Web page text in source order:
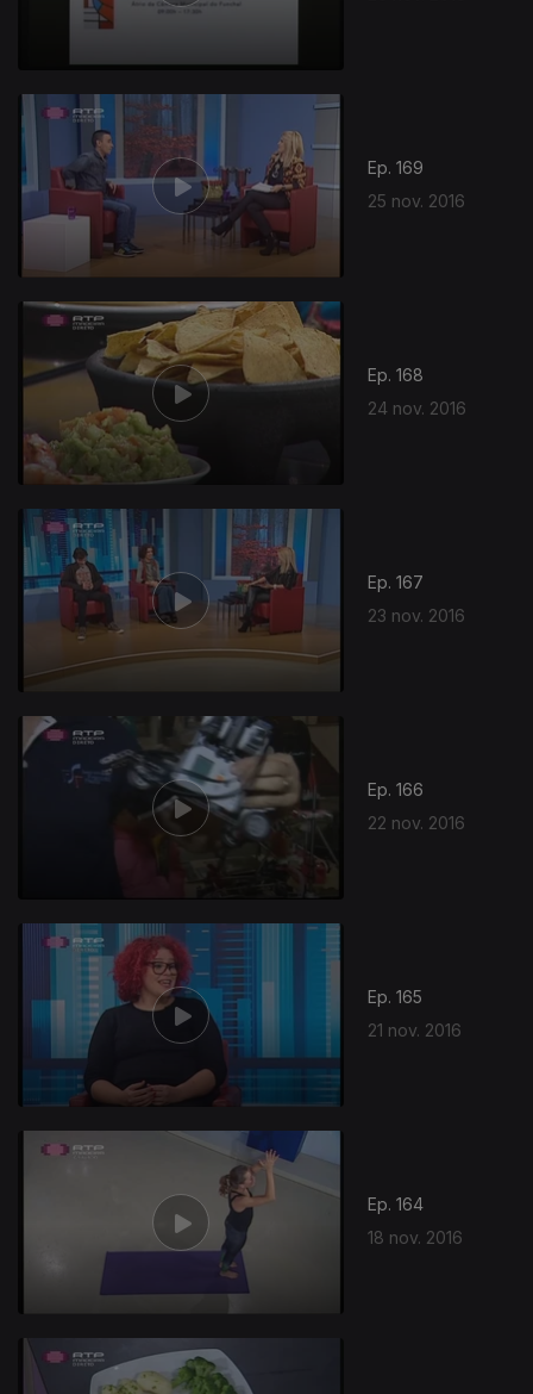
Ep. 169
25 nov. 2016
Ep. 168
24 nov. 2016
260939
Ep. 167
23 nov. 2016
Ep. 166
22 nov. 2016
Ep. 165
21 nov. 2016
Ep. 164
18 nov. 2016